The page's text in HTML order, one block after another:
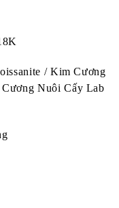
/ Kim Cương
Nuôi Cấy Lab